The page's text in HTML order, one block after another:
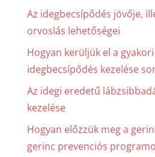
Az idegbecsípődés jövője,
orvoslás lehetőségei
Hogyan kerüljük el a
idegbecsípődés kezelése
Az idegi eredetű
kezelése
Hogyan előzzük meg a
gerinc prevenciós